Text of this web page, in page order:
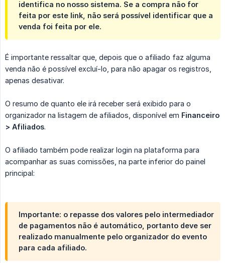
identifica no nosso sistema. Se a compra não for
feita por este link, não será possível identificar que a
venda foi feita por ele.
É importante ressaltar que, depois que o afiliado faz alguma
venda não é possível excluí-lo, para não apagar os registros,
apenas desativar.
O resumo de quanto ele irá receber será exibido para o
organizador na listagem de afiliados, disponível em Financeiro
> Afiliados.
O afiliado também pode realizar login na plataforma para
acompanhar as suas comissões, na parte inferior do painel
principal:
Importante: o repasse dos valores pelo intermediador
de pagamentos não é automático, portanto deve ser
realizado manualmente pelo organizador do evento
para cada afiliado.